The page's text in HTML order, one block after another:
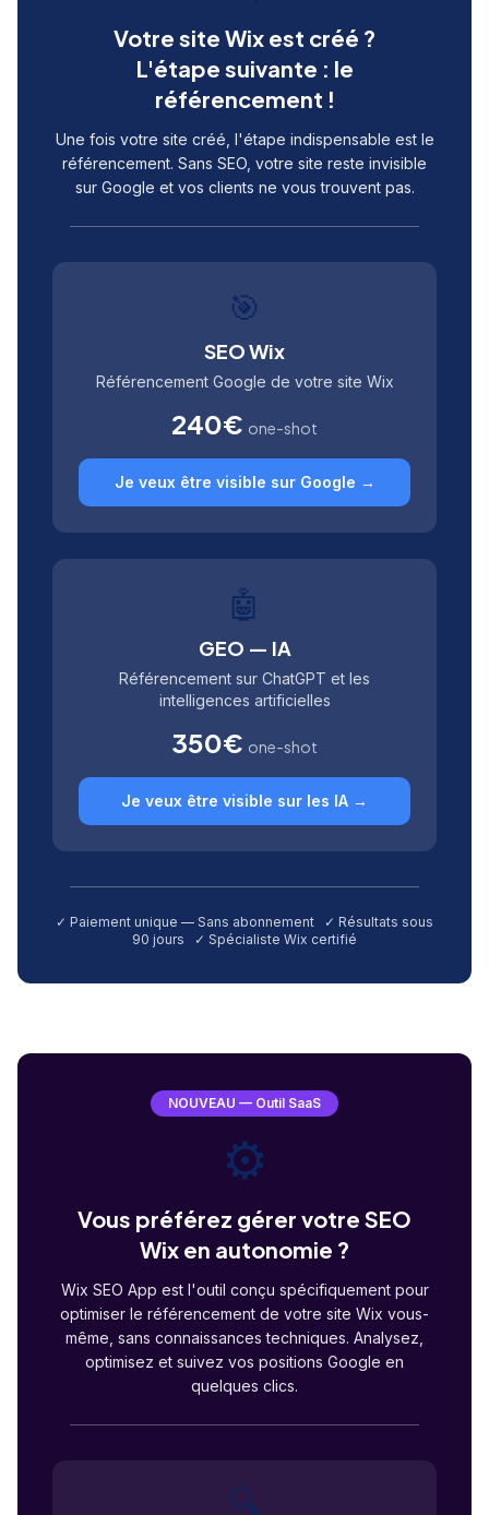
Votre site Wix est créé ?
L'étape suivante : le
référencement !
Une fois votre site créé, l'étape indispensable est le
référencement. Sans SEO, votre site reste invisible
sur Google et vos clients ne vous trouvent pas.
🎯
SEO Wix
Référencement Google de votre site Wix
240€ one-shot
Je veux être visible sur Google →
🤖
GEO — IA
Référencement sur ChatGPT et les
intelligences artificielles
350€ one-shot
Je veux être visible sur les IA →
✓ Paiement unique — Sans abonnement ✓ Résultats sous
90 jours ✓ Spécialiste Wix certifié
NOUVEAU — Outil SaaS
⚙️
Vous préférez gérer votre SEO
Wix en autonomie ?
Wix SEO App est l'outil conçu spécifiquement pour
optimiser le référencement de votre site Wix vous-
même, sans connaissances techniques. Analysez,
optimisez et suivez vos positions Google en
quelques clics.
🔍